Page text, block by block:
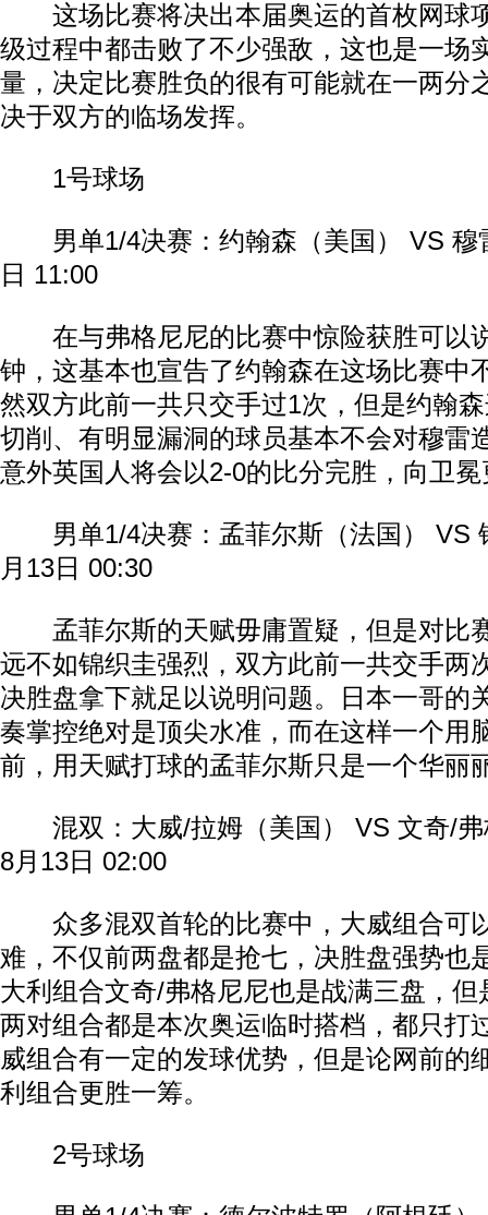
这场比赛将决出本届奥运的首枚网球
级过程中都击败了不少强敌，这也是一场
量，决定比赛胜负的很有可能就在一两分
决于双方的临场发挥。
1号球场
男单1/4决赛：约翰森（美国） VS 穆
日 11:00
在与弗格尼尼的比赛中惊险获胜可以
钟，这基本也宣告了约翰森在这场比赛中
然双方此前一共只交手过1次，但是约翰
切削、有明显漏洞的球员基本不会对穆雷
意外英国人将会以2-0的比分完胜，向卫
男单1/4决赛：孟菲尔斯（法国） VS
月13日 00:30
孟菲尔斯的天赋毋庸置疑，但是对比
远不如锦织圭强烈，双方此前一共交手两
决胜盘拿下就足以说明问题。日本一哥的
奏掌控绝对是顶尖水准，而在这样一个用
前，用天赋打球的孟菲尔斯只是一个华丽
混双：大威/拉姆（美国） VS 文奇/弗
8月13日 02:00
众多混双首轮的比赛中，大威组合可
难，不仅前两盘都是抢七，决胜盘强势也
大利组合文奇/弗格尼尼也是战满三盘，
两对组合都是本次奥运临时搭档，都只打
威组合有一定的发球优势，但是论网前的
利组合更胜一筹。
2号球场